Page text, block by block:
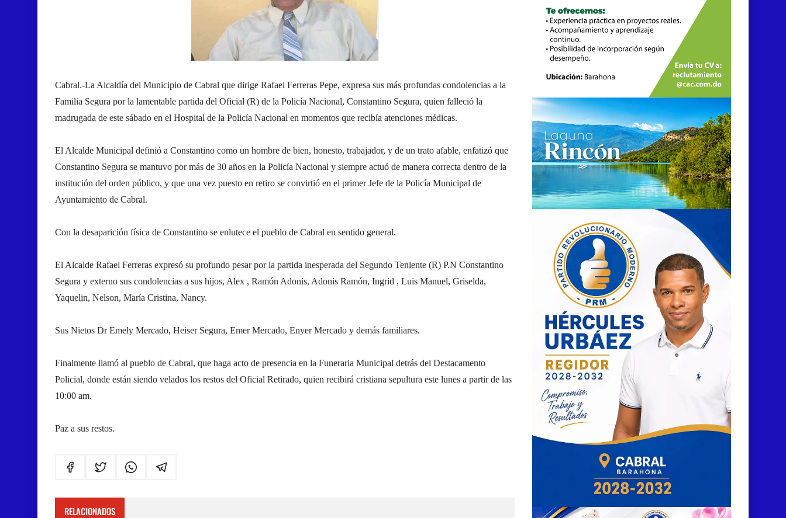
Cabral.-La Alcaldía del Municipio de Cabral que dirige Rafael Ferreras Pepe, expresa sus más profundas condolencias a la
Familia Segura por la lamentable partida del Oficial (R) de la Policía Nacional, Constantino Segura, quien falleció la
madrugada de este sábado en el Hospital de la Policía Nacional en momentos que recibía atenciones médicas.
El Alcalde Municipal definió a Constantino como un hombre de bien, honesto, trabajador, y de un trato afable, enfatizó que
Constantino Segura se mantuvo por más de 30 años en la Policía Nacional y siempre actuó de manera correcta dentro de la
institución del orden público, y que una vez puesto en retiro se convirtió en el primer Jefe de la Policía Municipal de
Ayuntamiento de Cabral.
Con la desaparición física de Constantino se enlutece el pueblo de Cabral en sentido general.
El Alcalde Rafael Ferreras expresó su profundo pesar por la partida inesperada del Segundo Teniente (R) P.N Constantino
Segura y externo sus condolencias a sus hijos, Alex , Ramón Adonis, Adonis Ramón, Ingrid , Luis Manuel, Griselda,
Yaquelin, Nelson, María Cristina, Nancy.
Sus Nietos Dr Emely Mercado, Heiser Segura, Emer Mercado, Enyer Mercado y demás familiares.
Finalmente llamó al pueblo de Cabral, que haga acto de presencia en la Funeraria Municipal detrás del Destacamento
Policial, donde están siendo velados los restos del Oficial Retirado, quien recibirá cristiana sepultura este lunes a partir de las
10:00 am.
Paz a sus restos.
RELACIONADOS